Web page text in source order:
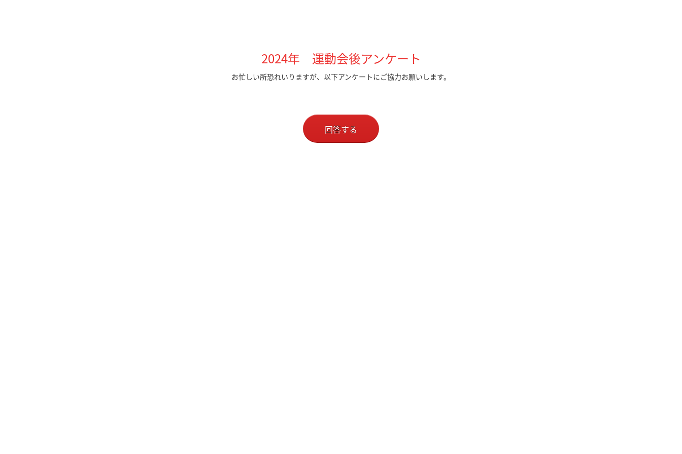
2024年 運動会後アンケート
お忙しい所恐れいりますが、以下アンケートにご協力お願いします。
回答する